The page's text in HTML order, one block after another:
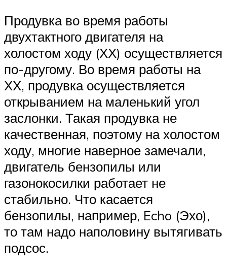
Продувка во время работы
двухтактного двигателя на
холостом ходу (ХХ) осуществляется
по-другому. Во время работы на
ХХ, продувка осуществляется
открыванием на маленький угол
заслонки. Такая продувка не
качественная, поэтому на холостом
ходу, многие наверное замечали,
двигатель бензопилы или
газонокосилки работает не
стабильно. Что касается
бензопилы, например, Echo (Эхо),
то там надо наполовину вытягивать
подсос.